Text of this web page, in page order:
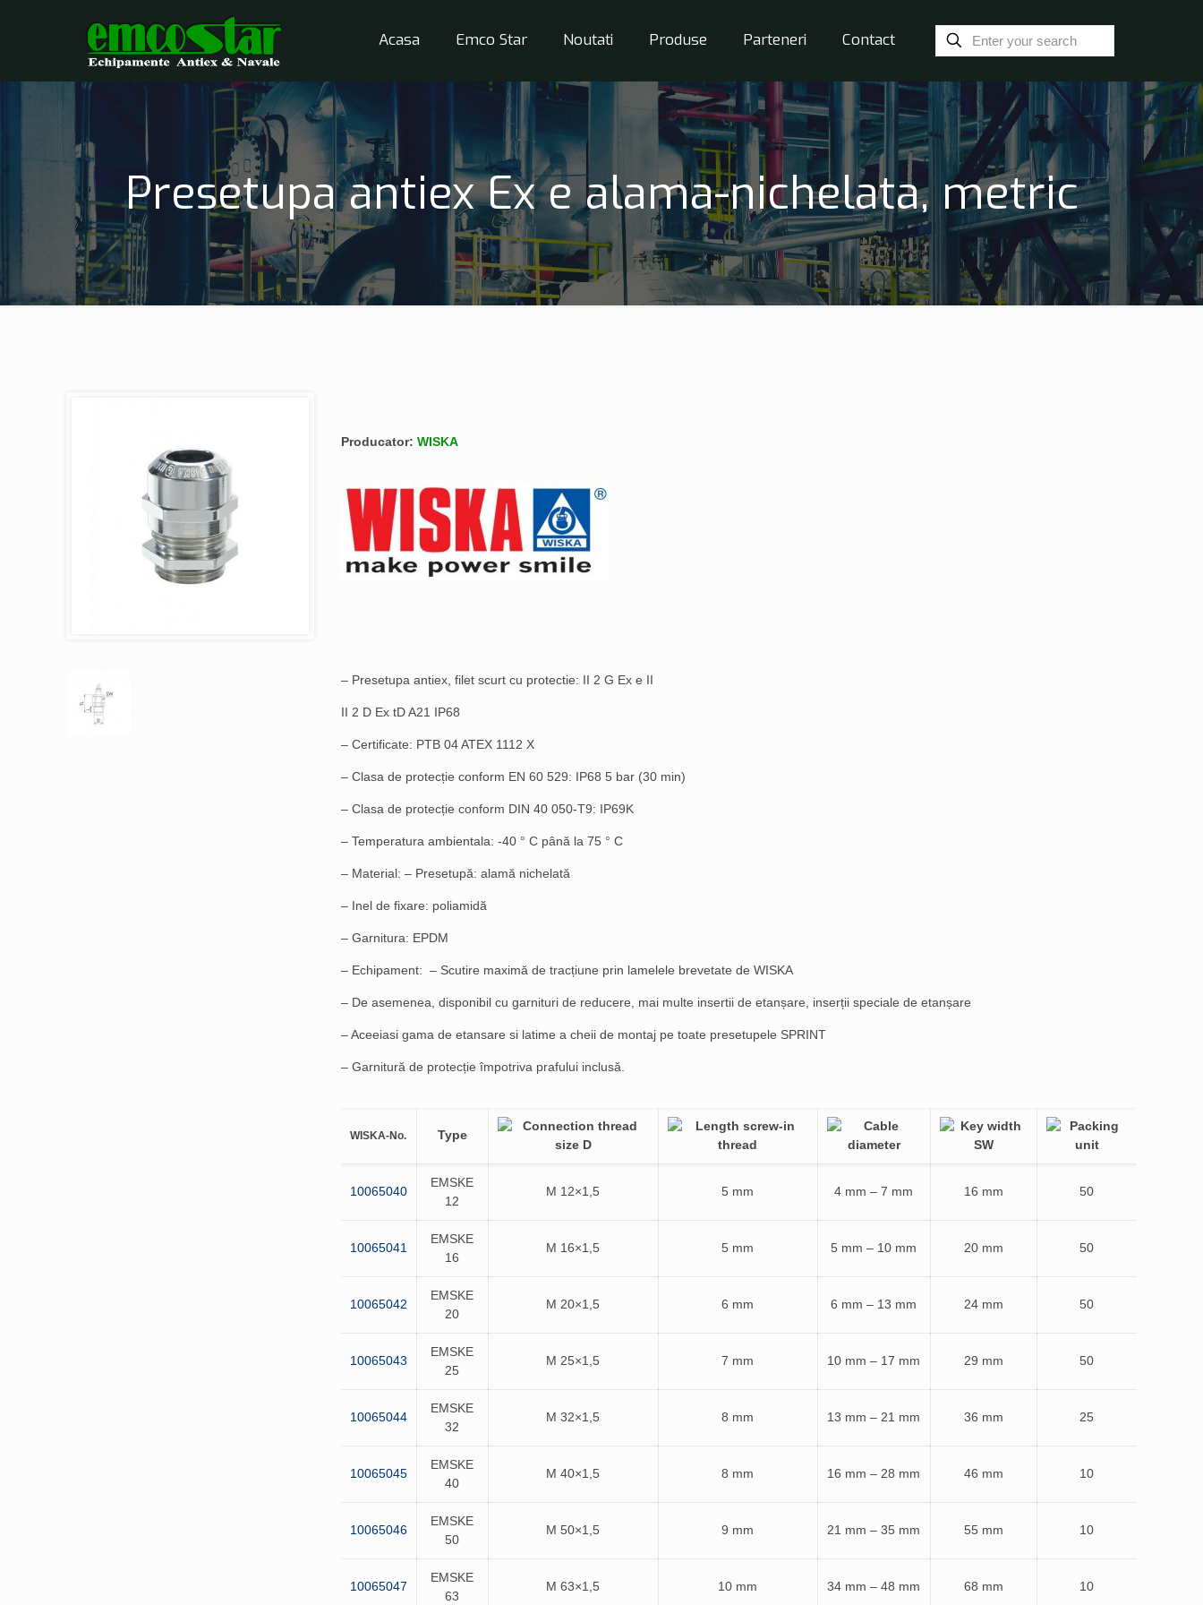
Acasa Emco Star Noutati Produse Parteneri Contact
Presetupa antiex Ex e alama-nichelata, metric
Producator: WISKA
– Presetupa antiex, filet scurt cu protectie: II 2 G Ex e II
II 2 D Ex tD A21 IP68
– Certificate: PTB 04 ATEX 1112 X
– Clasa de protecție conform EN 60 529: IP68 5 bar (30 min)
– Clasa de protecție conform DIN 40 050-T9: IP69K
– Temperatura ambientala: -40 ° C până la 75 ° C
– Material: – Presetupă: alamă nichelată
– Inel de fixare: poliamidă
– Garnitura: EPDM
– Echipament: – Scutire maximă de tracțiune prin lamelele brevetate de WISKA
– De asemenea, disponibil cu garnituri de reducere, mai multe insertii de etanșare, inserții speciale de etanșare
– Aceeiasi gama de etansare si latime a cheii de montaj pe toate presetupele SPRINT
– Garnitură de protecție împotriva prafului inclusă.
WISKA-No. Type
10065040
EMSKE
12
M 12×1,5 5 mm 4 mm – 7 mm 16 mm 50
10065041
EMSKE
16
M 16×1,5 5 mm 5 mm – 10 mm 20 mm 50
10065042
EMSKE
20
M 20×1,5 6 mm 6 mm – 13 mm 24 mm 50
10065043
EMSKE
25
M 25×1,5 7 mm 10 mm – 17 mm 29 mm 50
10065044
EMSKE
32
M 32×1,5 8 mm 13 mm – 21 mm 36 mm 25
10065045
EMSKE
40
M 40×1,5 8 mm 16 mm – 28 mm 46 mm 10
10065046
EMSKE
50
M 50×1,5 9 mm 21 mm – 35 mm 55 mm 10
10065047
EMSKE
63
M 63×1,5 10 mm 34 mm – 48 mm 68 mm 10